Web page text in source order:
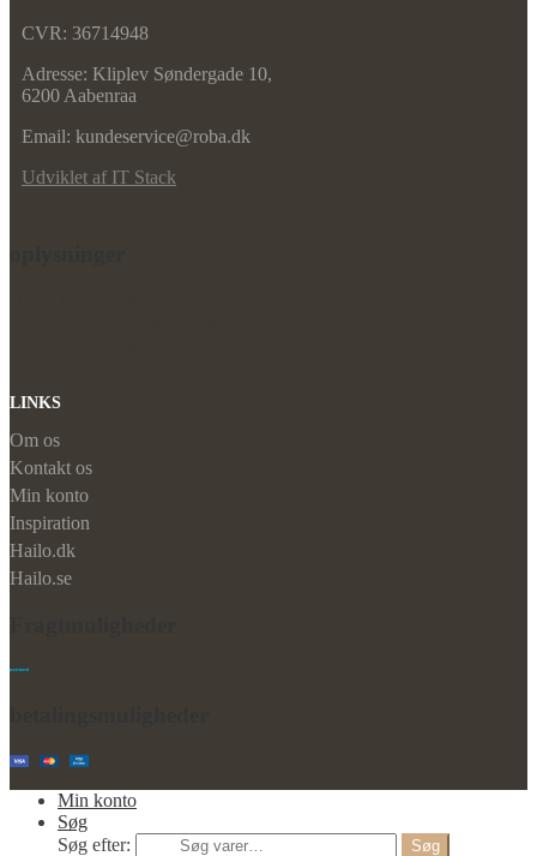
CVR: 36714948
Adresse: Kliplev Søndergade 10,
6200 Aabenraa
Email: kundeservice@roba.dk
Udviklet af IT Stack
LINKS
Om os
Kontakt os
Min konto
Inspiration
Hailo.dk
Hailo.se
Min konto
Søg
Søg efter:
Søg